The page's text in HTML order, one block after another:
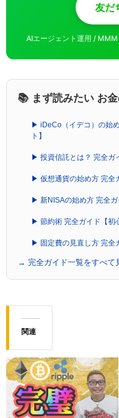
友だ
AIエージェント運用 /
📚 まず読みたい お
▶ iDeCo（イデコ）の始
ト】
▶ 投資信託とは？ 完全ガ
▶ 仮想通貨の始め方 完全
▶ 新NISAの始め方 完全ガ
▶ 節約術 完全ガイド【初
▶ 固定費の見直し方 完全
→ 完全ガイド一覧をすべて
関連